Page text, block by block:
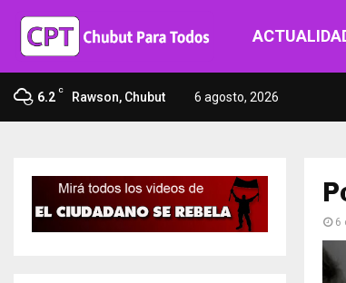
6.2 C Rawson, Chubut 6 agosto, 2026
6